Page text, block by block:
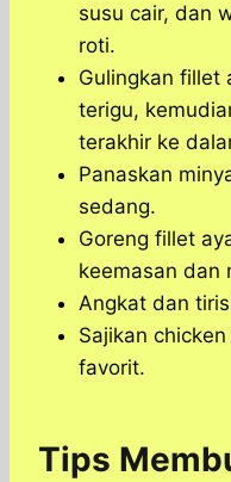
susu cair, dan
roti.
Gulingkan fillet
terigu,
terakhir ke
Panaskan
sedang.
Goreng fillet
keemasan dan
Angkat dan
Sajikan
favorit.
Tips